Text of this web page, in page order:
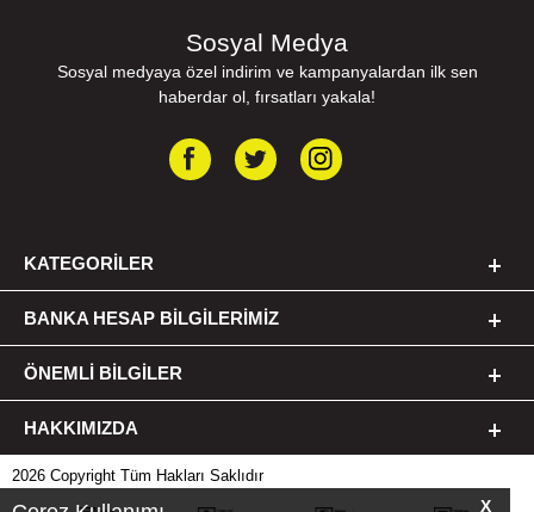
X
Sosyal Medya
Sosyal medyaya özel indirim ve kampanyalardan ilk sen
haberdar ol, fırsatları yakala!
KATEGORILER
BANKA HESAP BILGILERIMIZ
ÖNEMLI BILGILER
HAKKIMIZDA
2026 Copyright Tüm Hakları Saklıdır